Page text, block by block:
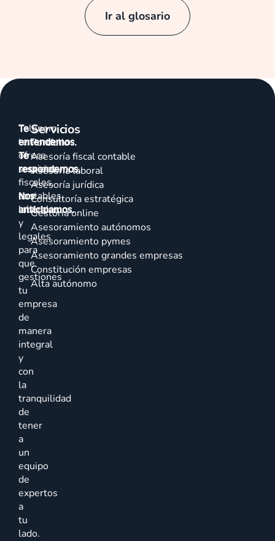
Ir al glosario
Talenom
te
ofrece
servicios
fiscales,
contables,
laborales
y
legales
para
que
gestiones
tu
empresa
de
manera
integral
y
con
la
tranquilidad
de
tener
a
un
equipo
de
expertos
a
tu
lado.
Te
entendemos.
Te
respondemos.
Nos
anticipamos.
Servicios
Portfolio
Asesoría fiscal contable
Asesoría laboral
Asesoría jurídica
Consultoría estratégica
Gestoría online
Asesoramiento autónomos
Asesoramiento pymes
Asesoramiento grandes empresas
Constitución empresas
Alta autónomo